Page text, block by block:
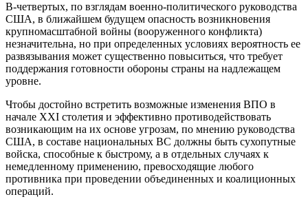
В-четвертых, по взглядам военно-политического руководства
США, в ближайшем будущем опасность возникновения
крупномасштабной войны (вооруженного конфликта)
незначительна, но при определенных условиях вероятность ее
развязывания может существенно повыситься, что требует
поддержания готовности обороны страны на надлежащем
уровне.
Чтобы достойно встретить возможные изменения ВПО в
начале XXI столетия и эффективно противодействовать
возникающим на их основе угрозам, по мнению руководства
США, в составе национальных ВС должны быть сухопутные
войска, способные к быстрому, а в отдельных случаях к
немедленному применению, превосходящие любого
противника при проведении объединенных и коалиционных
операций.